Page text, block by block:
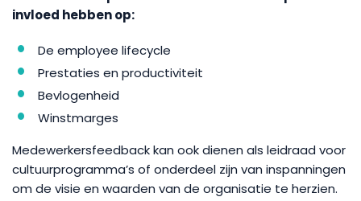
invloed hebben op:
De employee lifecycle
Prestaties en productiviteit
Bevlogenheid
Winstmarges
Medewerkersfeedback kan ook dienen als leidraad voor
cultuurprogramma’s of onderdeel zijn van inspanningen
om de visie en waarden van de organisatie te herzien.